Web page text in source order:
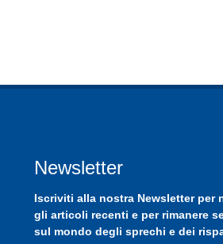
Newsletter
Iscriviti alla nostra Newsletterper
gli articoli recenti e per rimanere
sul mondo degli sprechi e dei